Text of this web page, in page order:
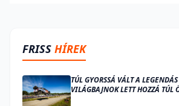
FRISS HÍREK
TÚL GYORSSÁ VÁLT A
VILÁGBAJNOK LETT HOZZÁ TÚL